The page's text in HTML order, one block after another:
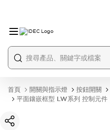
首頁 開關與指示燈 按鈕開關
平面鑲嵌框型 LW系列 控制元件